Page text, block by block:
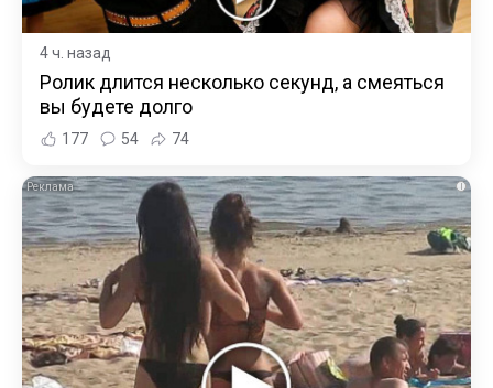
4 ч. назад
Ролик длится несколько секунд, а смеяться
вы будете долго
177 54 74
i